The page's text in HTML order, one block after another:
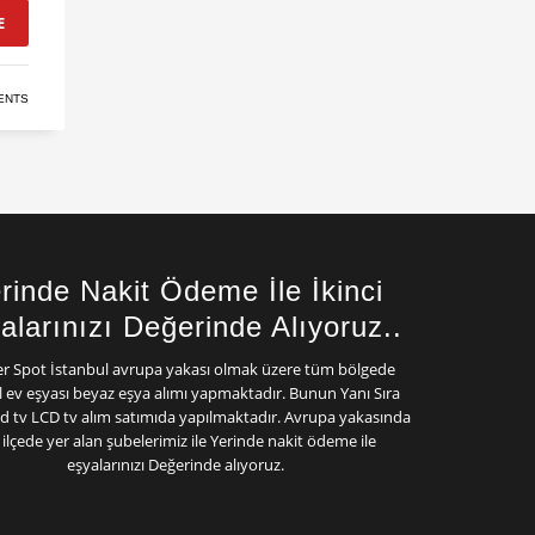
Nakit Ödeme İle İkinci
Değerinde Alıyoruz..
Spot İstanbul avrupa yakası olmak üzere tüm bölgede
eşyası beyaz eşya alımı yapmaktadır. Bunun Yanı Sıra
tv LCD tv alım satımıda yapılmaktadır. Avrupa yakasında
yer alan şubelerimiz ile Yerinde nakit ödeme ile
eşyalarınızı Değerinde alıyoruz.